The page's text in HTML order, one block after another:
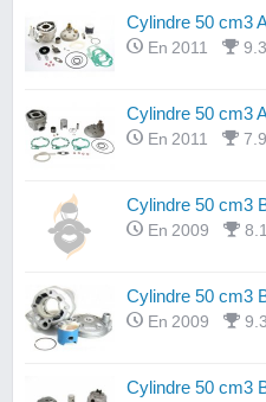
Cylindre 50 cm3
En 2011 9.3
Cylindre 50 cm3
En 2011 7.9
Cylindre 50 cm3
En 2009 8.1
Cylindre 50 cm3
En 2009 9.3
Cylindre 50 cm3